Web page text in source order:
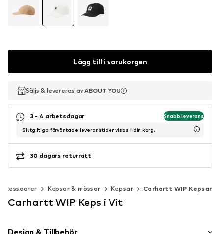
Lägg till i varukorgen
Säljs & levereras av ABOUT YOU
Säljs & levereras av ABOUT YOU
3 - 4 arbetsdagar Snabb leverans
Slutgiltiga förväntade leveranstider visas i din korg.
30 dagars returrätt
Kepsar & mössor Kepsar Carhartt WIP Kepsar
Carhartt WIP Keps i Vit
Design & Tillbehör